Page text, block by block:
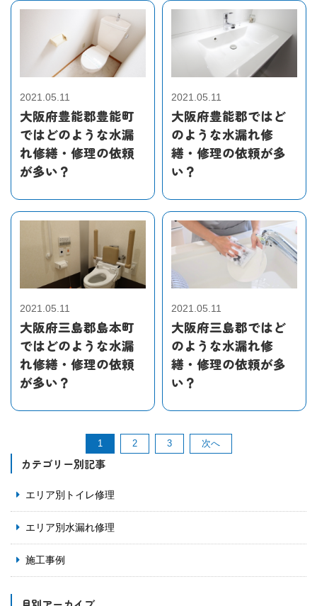
2021.05.11
大阪府豊能郡豊能町
ではどのような水漏
れ修繕・修理の依頼
が多い？
2021.05.11
大阪府豊能郡ではど
のような水漏れ修
繕・修理の依頼が多
い？
2021.05.11
大阪府三島郡島本町
ではどのような水漏
れ修繕・修理の依頼
が多い？
2021.05.11
大阪府三島郡ではど
のような水漏れ修
繕・修理の依頼が多
い？
1 2 3 次へ
カテゴリー別記事
エリア別トイレ修理
エリア別水漏れ修理
施工事例